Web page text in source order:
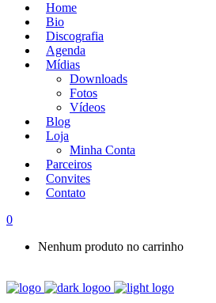
Home
Bio
Discografia
Agenda
Mídias
Downloads
Fotos
Vídeos
Blog
Loja
Minha Conta
Parceiros
Convites
Contato
0
Nenhum produto no carrinho